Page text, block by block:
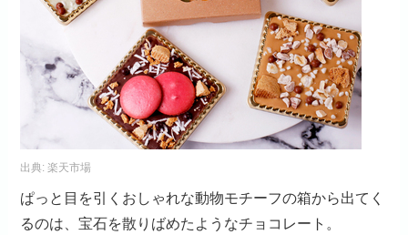
出典:楽天市場
ぱっと目を引くおしゃれな動物モチーフの箱から出てく
るのは、宝石を散りばめたようなチョコレート。